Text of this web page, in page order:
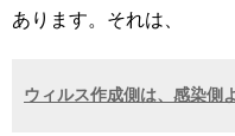
あります。それは、
ウィルス作成側は、感染側